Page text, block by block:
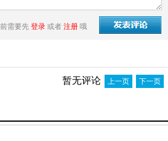
需要先 登录 或者 注册 哦
暂无评论 上一页 下一页